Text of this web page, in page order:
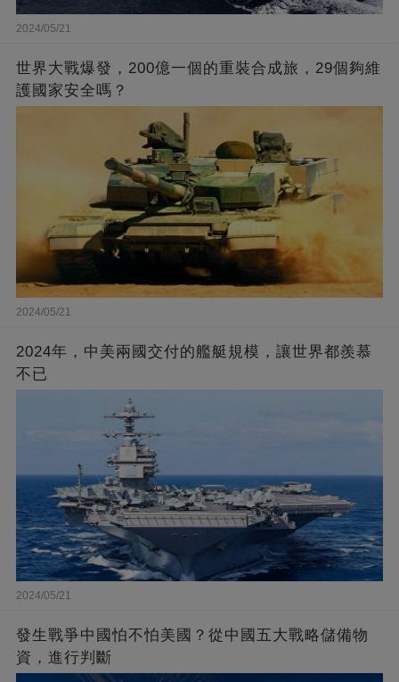
2024/05/21
世界大戰爆發，200億一個的重裝合成旅，29個夠維
護國家安全嗎？
2024/05/21
2024年，中美兩國交付的艦艇規模，讓世界都羨慕
不已
2024/05/21
發生戰爭中國怕不怕美國？從中國五大戰略儲備物
資，進行判斷